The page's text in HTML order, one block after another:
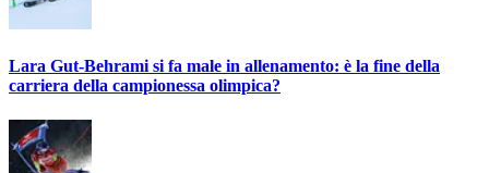
Lara Gut-Behrami si fa male in allenamento: è la fine della
carriera della campionessa olimpica?